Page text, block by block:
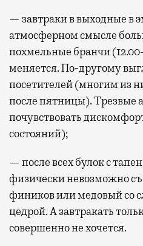
— завтраки в выходные в
атмосферном смысле
похмельные бранчи
меняется. По-другому
посетителей (многим из
после пятницы).
почувствовать
состояний);
— после всех булок с
физически невозможно
фиников или медовый со
цедрой. А завтракать
совершенно не хочется.